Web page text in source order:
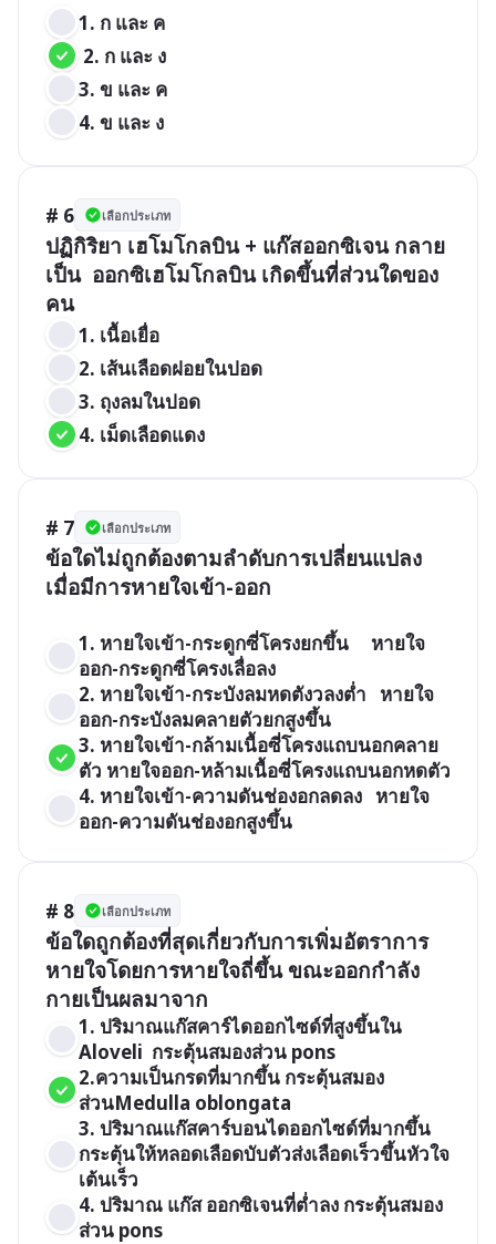
1. ก และ ค
2. ก และ ง
3. ข และ ค
4. ข และ ง
# 6 เลือกประเภท
ปฏิกิริยา เฮโมโกลบิน + แก๊สออกซิเจน กลาย
เป็น  ออกซิเฮโมโกลบิน เกิดขึ้นที่ส่วนใดของ
คน
1. เนื้อเยื่อ
2. เส้นเลือดฝอยในปอด
3. ถุงลมในปอด
4. เม็ดเลือดแดง
# 7 เลือกประเภท
ข้อใดไม่ถูกต้องตามลำดับการเปลี่ยนแปลง
เมื่อมีการหายใจเข้า-ออก
1. หายใจเข้า-กระดูกซี่โครงยกขึ้น     หายใจ
ออก-กระดูกซี่โครงเลื่อลง
2. หายใจเข้า-กระบังลมหดตังวลงต่ำ   หายใจ
ออก-กระบังลมคลายตัวยกสูงขึ้น
3. หายใจเข้า-กล้ามเนื้อซี่โครงแถบนอกคลาย
ตัว หายใจออก-หล้ามเนื้อซี่โครงแถบนอกหดตัว
4. หายใจเข้า-ความดันช่องอกลดลง   หายใจ
ออก-ความดันช่องอกสูงขึ้น
# 8 เลือกประเภท
ข้อใดถูกต้องที่สุดเกี่ยวกับการเพิ่มอัตราการ
หายใจโดยการหายใจถี่ขึ้น ขณะออกกำลัง
กายเป็นผลมาจาก
1. ปริมาณแก๊สคาร์ไดออกไซด์ที่สูงขึ้นใน
Aloveli  กระตุ้นสมองส่วน pons
2.ความเป็นกรดที่มากขึ้น กระตุ้นสมอง
ส่วนMedulla oblongata
3. ปริมาณแก๊สคาร์บอนไดออกไซด์ที่มากขึ้น
กระตุ้นให้หลอดเลือดบับตัวส่งเลือดเร็วขึ้นหัวใจ
เต้นเร็ว
4. ปริมาณ แก๊ส ออกซิเจนที่ต่ำลง กระตุ้นสมอง
ส่วน pons